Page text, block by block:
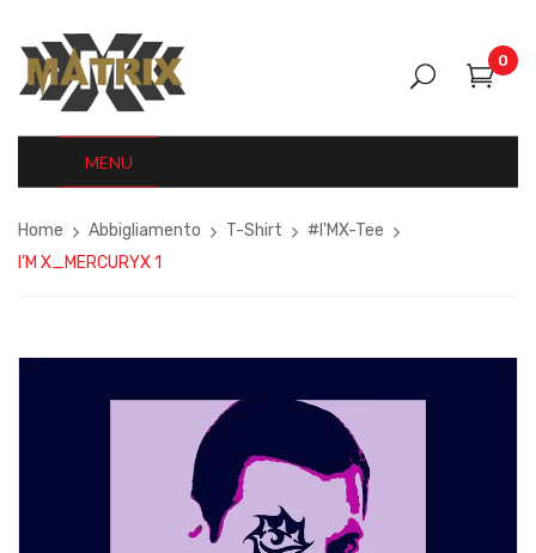
0
MENU
Home Abbigliamento T-Shirt
#I'MX-Tee
I’M X_MERCURYX 1